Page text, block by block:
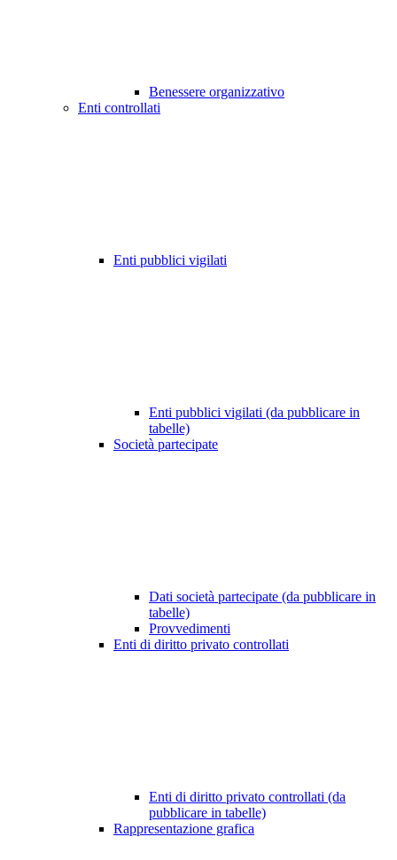
Benessere organizzativo
Enti controllati
Enti pubblici vigilati
Enti pubblici vigilati (da pubblicare in
tabelle)
Società partecipate
Dati società partecipate (da pubblicare in
tabelle)
Provvedimenti
Enti di diritto privato controllati
Enti di diritto privato controllati (da
pubblicare in tabelle)
Rappresentazione grafica